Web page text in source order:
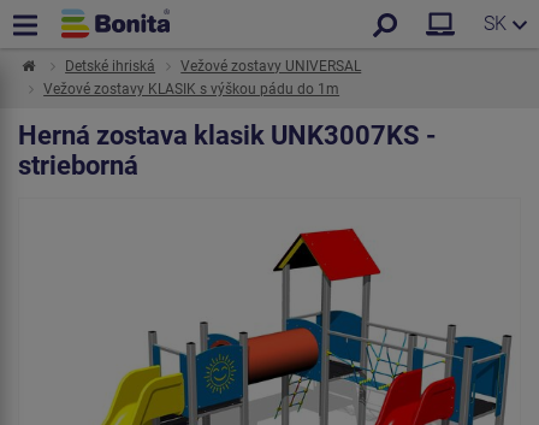
SK
Detské ihriská
Vežové zostavy UNIVERSAL
Vežové zostavy KLASIK s výškou pádu do 1m
Herná zostava klasik UNK3007KS -
strieborná